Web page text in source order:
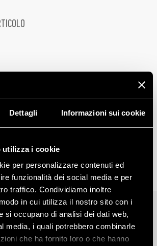
Dettagli Informazioni sui cookie
utilizza i cookie
per personalizzare contenuti ed
funzionalità dei social media e per
traffico. Condividiamo inoltre
in cui utilizza il nostro sito con i
si occupano di analisi dei dati web,
media, i quali potrebbero combinarle
che ha fornito loro o che hanno